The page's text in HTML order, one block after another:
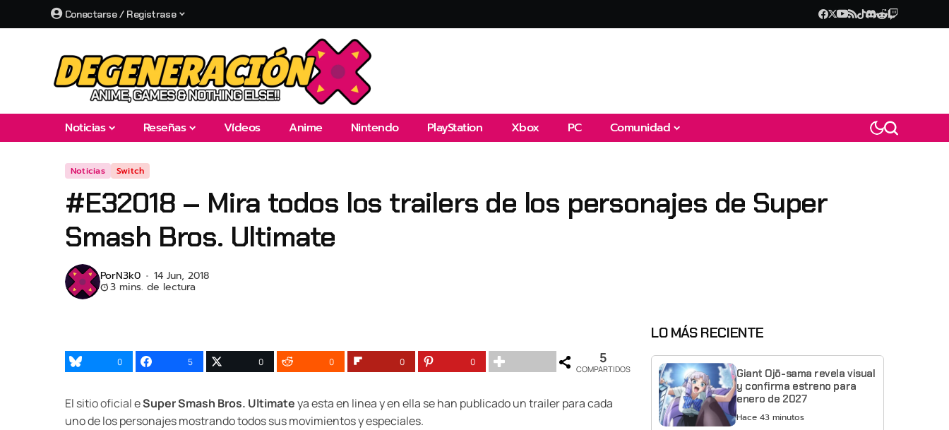
Conectarse / Registrase
Noticias Reseñas Vídeos Anime Nintendo PlayStation Xbox PC Comunidad
Noticias Switch
#E32018 – Mira todos los trailers de los personajes de Super
Smash Bros. Ultimate
PorN3k0 14 Jun, 2018
3 mins. de lectura
0 5 0 0 0 0 5
COMPARTIDOS
El sitio oficialeSuper Smash Bros. Ultimateya esta en linea y en ella se han publicado un trailer para cada
uno de los personajes mostrando todos sus movimientos y especiales.
LO MÁS RECIENTE
Giant Ojō-sama revela visual
y confirma estreno para
enero de 2027
Hace 43 minutos